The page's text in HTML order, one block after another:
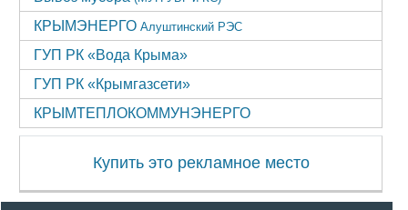
КРЫМЭНЕРГО Алуштинский РЭС
ГУП РК «Вода Крыма»
ГУП РК «Крымгазсети»
КРЫМТЕПЛОКОММУНЭНЕРГО
Купить это рекламное место